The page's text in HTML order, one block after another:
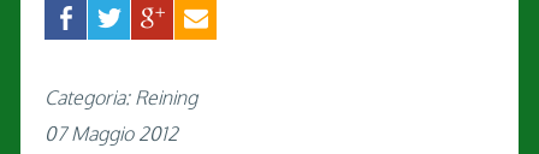
Categoria: Reining
07 Maggio 2012